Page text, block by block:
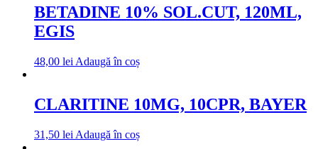
BETADINE 10% SOL.CUT, 120ML,
EGIS
48,00 lei Adaugă în coș
CLARITINE 10MG, 10CPR, BAYER
31,50 lei Adaugă în coș